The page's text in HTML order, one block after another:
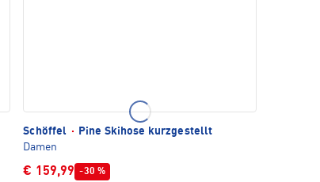
Schöffel ·
Pine Skihose kurzgestellt
Damen
€ 159,99 -30 %